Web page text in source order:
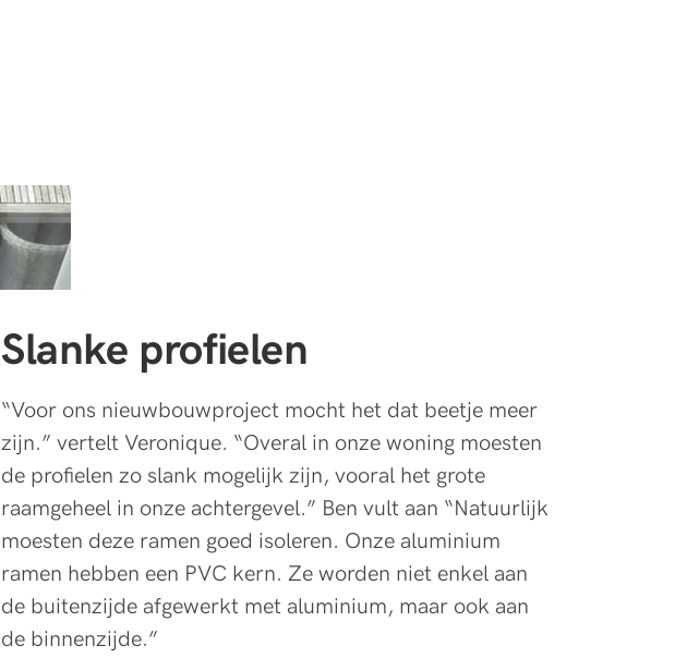
Slanke profielen
“Voor ons nieuwbouwproject mocht het dat beetje meer
zijn.” vertelt Veronique. “Overal in onze woning moesten
de profielen zo slank mogelijk zijn, vooral het grote
raamgeheel in onze achtergevel.” Ben vult aan “Natuurlijk
moesten deze ramen goed isoleren. Onze aluminium
ramen hebben een PVC kern. Ze worden niet enkel aan
de buitenzijde afgewerkt met aluminium, maar ook aan
de binnenzijde.”